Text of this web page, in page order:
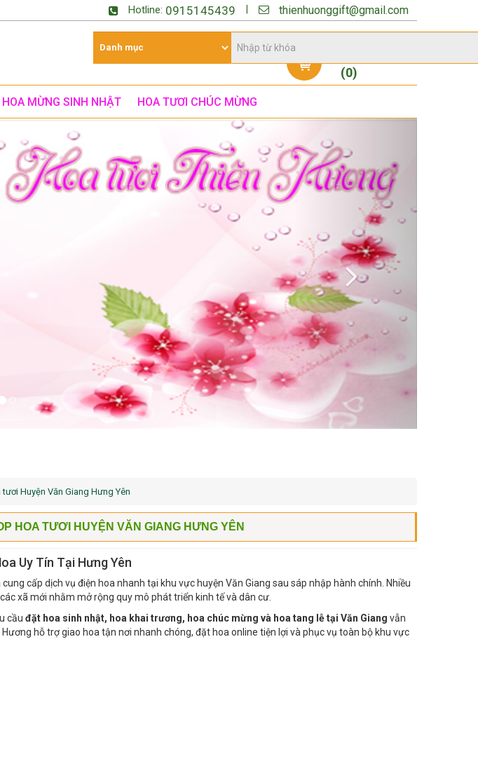
Hotline: 0915145439 thienhuonggift@gmail.com
(0)
HOA MỪNG SINH NHẬT HOA TƯƠI CHÚC MỪNG
Huyện Văn Giang Hưng Yên
Uy Tín Tại Hưng Yên
cung cấp dịch vụ điện hoa nhanh tại khu vực huyện Văn Giang sau sáp nhập hành chính. Nhiều
xã mới nhằm mở rộng quy mô phát triển kinh tế và dân cư.
cầu
đặt hoa sinh nhật, hoa khai trương, hoa chúc mừng và hoa tang lễ tại Văn Giang
vẫn
hỗ trợ giao hoa tận nơi nhanh chóng, đặt hoa online tiện lợi và phục vụ toàn bộ khu vực